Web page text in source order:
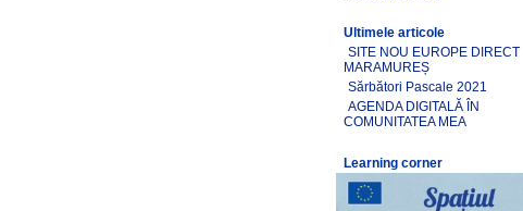
Ultimele articole
SITE NOU EUROPE DIRECT
MARAMUREȘ
Sărbători Pascale 2021
AGENDA DIGITALĂ ÎN
COMUNITATEA MEA
Learning corner